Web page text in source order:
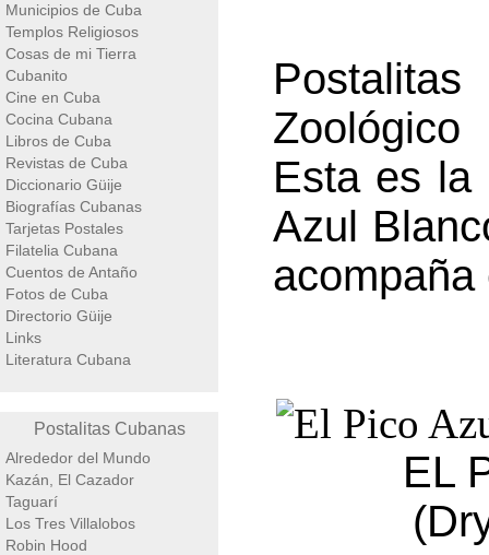
Municipios de Cuba
Templos Religiosos
Cosas de mi Tierra
Cubanito
Cine en Cuba
Cocina Cubana
Libros de Cuba
Revistas de Cuba
Diccionario Güije
Biografías Cubanas
Tarjetas Postales
Filatelia Cubana
Cuentos de Antaño
Fotos de Cuba
Directorio Güije
Links
Literatura Cubana
Postalitas Cubanas
Alrededor del Mundo
Kazán, El Cazador
Taguarí
Los Tres Villalobos
Robin Hood
Esta es la
Azul
EL